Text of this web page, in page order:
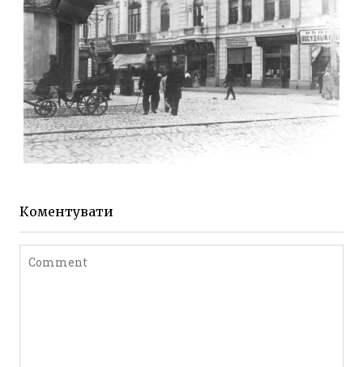
ЖИТОМИР МИХАЙЛІВСЬКА 1903 РОКУ
Коментувати